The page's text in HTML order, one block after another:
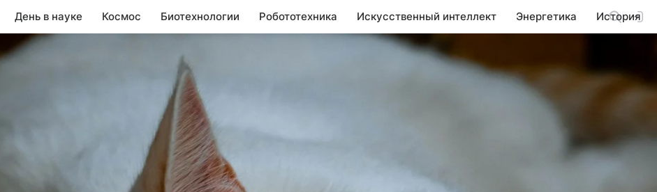
День в науке Космос Биотехнологии Робототехника Искусственный интеллект Энергетика История